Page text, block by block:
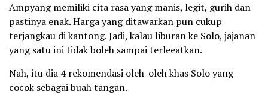
Ampyang memiliki cita rasa yang manis, legit, gurih dan
pastinya enak. Harga yang ditawarkan pun cukup
terjangkau di kantong. Jadi, kalau liburan ke Solo, jajanan
yang satu ini tidak boleh sampai terleeatkan.
Nah, itu dia 4 rekomendasi oleh-oleh khas Solo yang
cocok sebagai buah tangan.